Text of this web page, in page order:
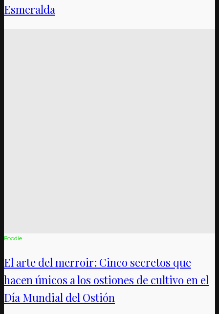
Esmeralda
Foodie
El arte del merroir: Cinco secretos que
hacen únicos a los ostiones de cultivo en el
Día Mundial del Ostión